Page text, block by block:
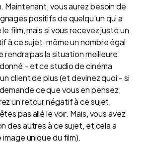
Maintenant, vous aurez besoin de
positifs de quelqu'un qui a
film, mais si vous recevez juste un
à ce sujet, même un nombre égal
rendra pas la situation meilleure.
- et ce studio de cinéma
client de plus (et devinez quoi - si
ce que vous en pensez,
un retour négatif à ce sujet,
pas allé le voir. Mais, vous avez
des autres à ce sujet, et cela a
unique du film).